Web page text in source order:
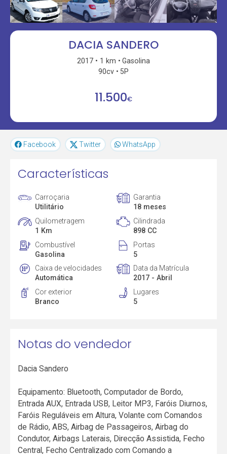
DACIA SANDERO
2017 1 km
Gasolina
90cv
5P
11.500€
Facebook Twitter WhatsApp
Características
Carroçaria
Utilitário
Garantia
18 meses
Quilometragem
1 Km
Cilindrada
898 CC
Combustível
Gasolina
Portas
5
Caixa de velocidades
Automática
Data da Matrícula
2017 - Abril
Cor exterior
Branco
Lugares
5
Notas do vendedor
Dacia Sandero
Equipamento: Bluetooth, Computador de Bordo,
Entrada AUX, Entrada USB, Leitor MP3, Faróis Diurnos,
Faróis Reguláveis em Altura, Volante com Comandos
de Rádio, ABS, Airbag de Passageiros, Airbag do
Condutor, Airbags Laterais, Direcção Assistida, Fecho
Central, Fecho Centralizado com Comando a